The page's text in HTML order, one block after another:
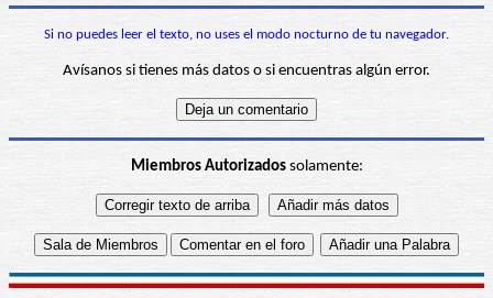
Si no puedes leer el texto, no uses el modo nocturno de tu navegador.
Avísanos si tienes más datos o si encuentras algún error.
Miembros Autorizadossolamente: